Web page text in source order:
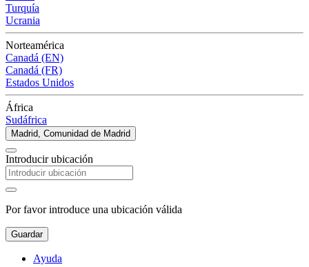
Turquía
Ucrania
Norteamérica
Canadá (EN)
Canadá (FR)
Estados Unidos
África
Sudáfrica
Madrid, Comunidad de Madrid
Introducir ubicación
Por favor introduce una ubicación válida
Guardar
Ayuda